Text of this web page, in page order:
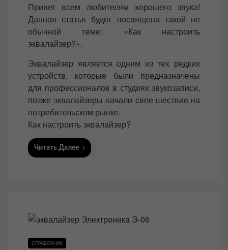
s
t
d
o
Привет всем любителям хорошего звука!
Данная статья будет посвящена такой не
обычной теме: «Как настроить
эквалайзер?».
Эквалайзер является одним из тех редких
устройств, которые были предназначены
для профессионалов в студиях звукозаписи,
позже эквалайзеры начали свое шествие на
потребительском рынке.
Как настроить эквалайзер?
Читать Далее
СПРАВОЧНИК